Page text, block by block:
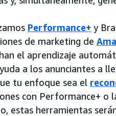
Performance+ y
de marketing de
el aprendizaje
a los anunciantes a
tu enfoque sea el
con Performance+ o
estas herramientas